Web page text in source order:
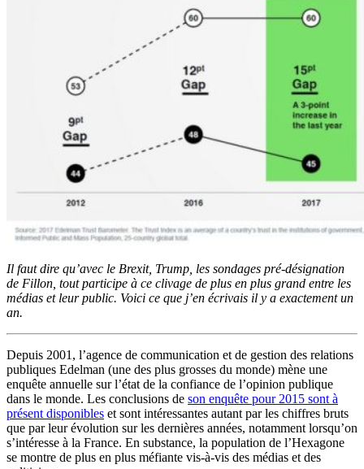
Il faut dire qu’avec le Brexit, Trump, les sondages pré-désignation
de Fillon, tout participe à ce clivage de plus en plus grand entre les
médias et leur public. Voici ce que j’en écrivais il y a exactement un
an.
Depuis 2001, l’agence de communication et de gestion des relations
publiques Edelman (une des plus grosses du monde) mène une
enquête annuelle sur l’état de la confiance de l’opinion publique
dans le monde. Les conclusions de son enquête pour 2015 sont à
présent disponibles et sont intéressantes autant par les chiffres bruts
que par leur évolution sur les dernières années, notamment lorsqu’on
s’intéresse à la France. En substance, la population de l’Hexagone
se montre de plus en plus méfiante vis-à-vis des médias et des